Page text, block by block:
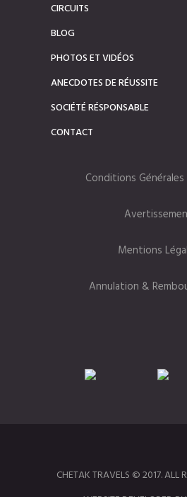
CIRCUITS
BLOG
PHOTOS ET VIDÉOS
ANECDOTES DE RÉUSSITE
SOCIÉTÉ RÉSPONSABLE
CONTACT
Conditions
Mentions
Annulation &
CHETAK TRAVELS © 2017. ALL